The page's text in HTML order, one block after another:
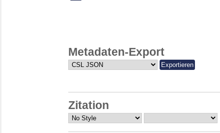
Metadaten-Export
Zitation